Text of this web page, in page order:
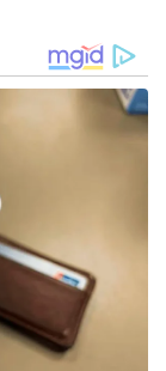
കാർഗോ
പി.വി.
എസ്.
ഈ
ഇന്ത്യ